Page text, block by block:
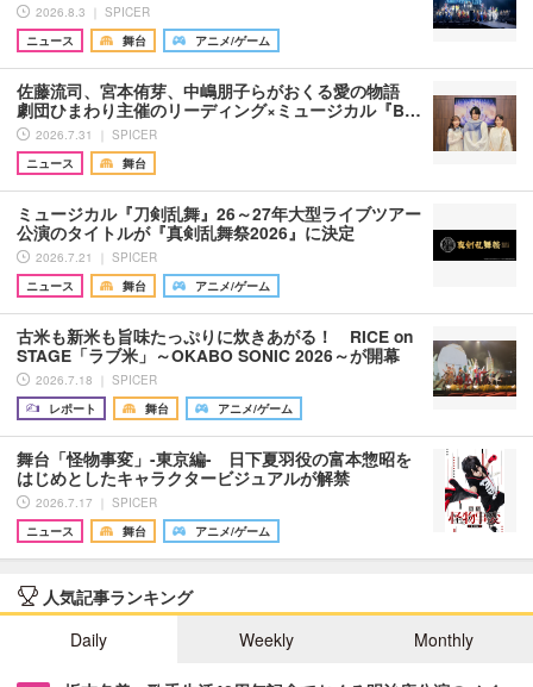
2026.8.3 ｜ SPICER
ニュース
舞台 アニメ/ゲーム
佐藤流司、宮本侑芽、中嶋朋子らがおくる愛の物語
劇団ひまわり主催のリーディング×ミュージカル『B…
2026.7.31 ｜ SPICER
ニュース
舞台
ミュージカル『刀剣乱舞』26～27年大型ライブツアー
公演のタイトルが『真剣乱舞祭2026』に決定
2026.7.21 ｜ SPICER
ニュース
舞台 アニメ/ゲーム
古米も新米も旨味たっぷりに炊きあがる！ RICE on
STAGE「ラブ米」～OKABO SONIC 2026～が開幕
2026.7.18 ｜ SPICER
レポート
舞台 アニメ/ゲーム
舞台「怪物事変」-東京編- 日下夏羽役の富本惣昭を
はじめとしたキャラクタービジュアルが解禁
2026.7.17 ｜ SPICER
ニュース
舞台 アニメ/ゲーム
人気記事ランキング
Daily
Weekly Monthly